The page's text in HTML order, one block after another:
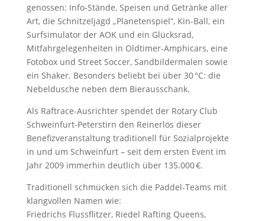
genossen: Info-Stände, Speisen und Getränke aller
Art, die Schnitzeljagd „Planetenspiel“, Kin-Ball, ein
Surfsimulator der AOK und ein Glücksrad,
Mitfahrgelegenheiten in Oldtimer-Amphicars, eine
Fotobox und Street Soccer, Sandbildermalen sowie
ein Shaker. Besonders beliebt bei über 30 °C: die
Nebeldusche neben dem Bierausschank.
Als Raftrace-Ausrichter spendet der Rotary Club
Schweinfurt-Peterstirn den Reinerlös dieser
Benefizveranstaltung traditionell für Sozialprojekte
in und um Schweinfurt – seit dem ersten Event im
Jahr 2009 immerhin deutlich über 135.000 €.
Traditionell schmücken sich die Paddel-Teams mit
klangvollen Namen wie:
Friedrichs Flussflitzer, Riedel Rafting Queens,